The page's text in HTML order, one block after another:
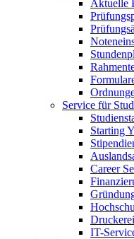
Aktuelle
Service für
Starting
Career
Druckerei
IT-